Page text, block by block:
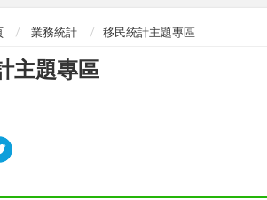
業務統計 移民統計主題專區
主題專區